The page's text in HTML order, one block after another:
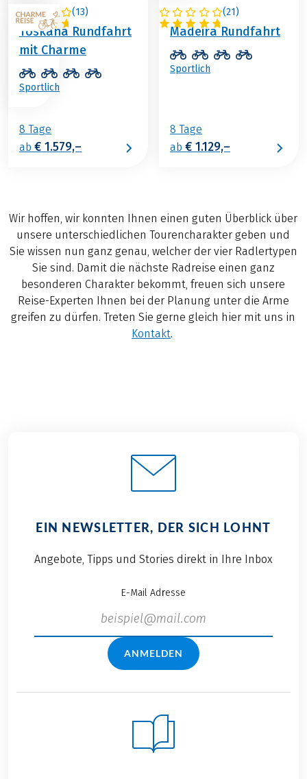
(13)
ITALIEN
Toskana Rundfahrt
mit Charme
Sportlich
8 Tage
ab € 1.579,–
(21)
PORTUGAL
Madeira Rundfahrt
Sportlich
8 Tage
ab € 1.129,–
Wir hoffen, wir konnten Ihnen einen guten Überblick über
unsere unterschiedlichen Tourencharakter geben und
Sie wissen nun ganz genau, welcher der vier Radlertypen
Sie sind. Damit die nächste Radreise einen ganz
besonderen Charakter bekommt, freuen sich unsere
Reise-Experten Ihnen bei der Planung unter die Arme
greifen zu dürfen. Treten Sie gerne gleich hier mit uns in
Kontakt.
EIN NEWSLETTER, DER SICH LOHNT
Angebote, Tipps und Stories direkt in Ihre Inbox
E-Mail Adresse
ANMELDEN